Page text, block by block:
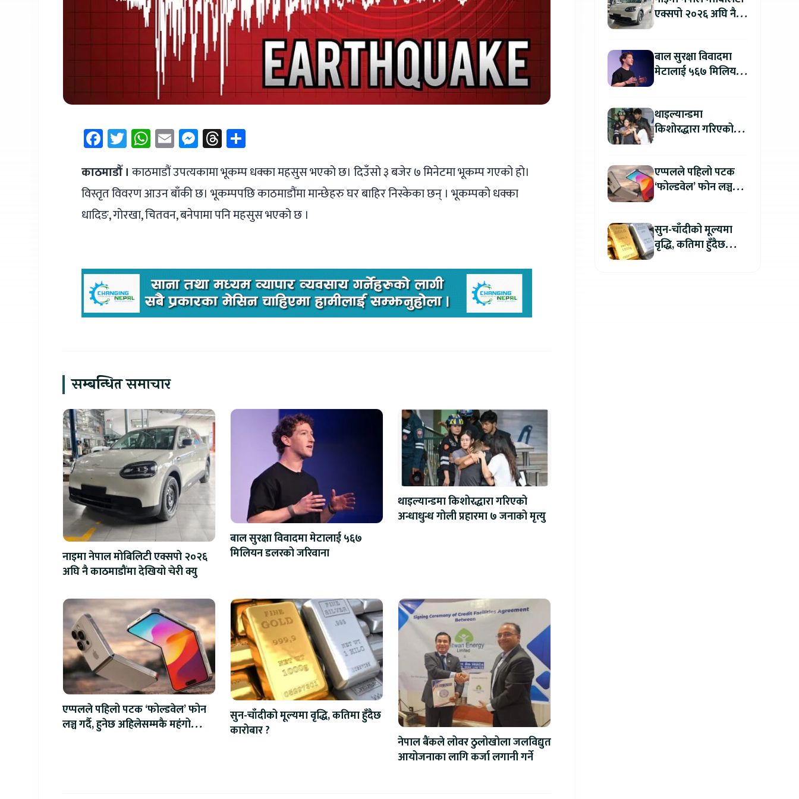
Facebook
Twitter
WhatsApp
EmailMessenger
Threads
काठमाडौँ । काठमाडौं उपत्यकामा भूकम्प धक्का महसुस भएको छ। दिउँसो ३ बजेर ७ मिनेटमा भूकम्प गएको हो।
विस्तृत विवरण आउन बाँकी छ। भूकम्पपछि काठमाडौंमा मान्छेहरु घर बाहिर निस्केका छन् । भूकम्पको धक्का
धादिङ, गोरखा, चितवन, बनेपामा पनि महसुस भएको छ ।
सम्बन्धित समाचार
नाइमा नेपाल मोबिलिटी एक्सपो २०२६
अघि नै काठमाडौंमा देखियो चेरी क्यु
बाल सुरक्षा विवादमा मेटालाई ५६७
मिलियन डलरको जरिवाना
थाइल्यान्डमा किशोरद्धारा गरिएको
अन्धाधुन्ध गोली प्रहारमा ७ जनाको मृत्यु
एप्पलले पहिलो पटक ‘फोल्डवेल’ फोन
लञ्च गर्दै, हुनेछ अहिलेसम्मकै महंगो
सुन-चाँदीको मूल्यमा वृद्धि, कतिमा हुँदैछ
कारोबार ?
नेपाल बैंकले लोवर ठुलोखोला जलविद्युत
आयोजनाका लागि कर्जा लगानी गर्ने
एक्सपो २०२६ अघि नै
बाल सुरक्षा विवादमा
मेटालाई ५६७ मिलियन
थाइल्यान्डमा
किशोरद्धारा गरिएको
एप्पलले पहिलो पटक
‘फोल्डवेल’ फोन लञ्च
सुन-चाँदीको मूल्यमा
वृद्धि, कतिमा हुँदैछ